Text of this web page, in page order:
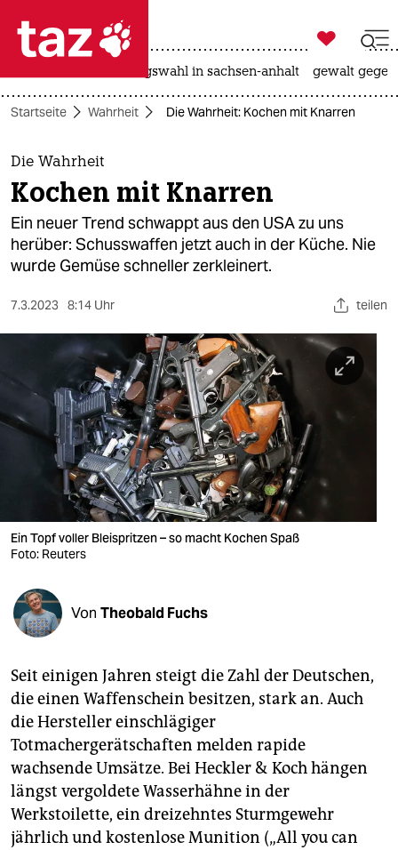
 taz zahl ich
taz zahl ich
themen
politik
öko
berlin
nord
wahrheit
verlag
verlag
veranstaltungen
shop
unterstützen
abo
genossenschaft
epaper login

taz zahl ich
landtagswahl in sachsen-anhalt gewalt
Startseite Wahrheit Die Wahrheit: Kochen mit Knarren
Die Wahrheit
Kochen mit Knarren
Ein neuer Trend schwappt aus den USA zu uns
herüber: Schusswaffen jetzt auch in der Küche. Nie
wurde Gemüse schneller zerkleinert.
7.3.2023 8:14 Uhr teilen
Ein Topf voller Bleispritzen – so macht Kochen Spaß
Foto: Reuters
Von Theobald Fuchs
Seit einigen Jahren steigt die Zahl der Deutschen,
die einen Waffenschein besitzen, stark an. Auch
die Hersteller einschlägiger
Totmachergerätschaften melden rapide
wachsende Umsätze. Bei Heckler & Koch hängen
längst vergoldete Wasserhähne in der
Werkstoilette, ein dreizehntes Sturmgewehr
jährlich und kostenlose Munition („All you can